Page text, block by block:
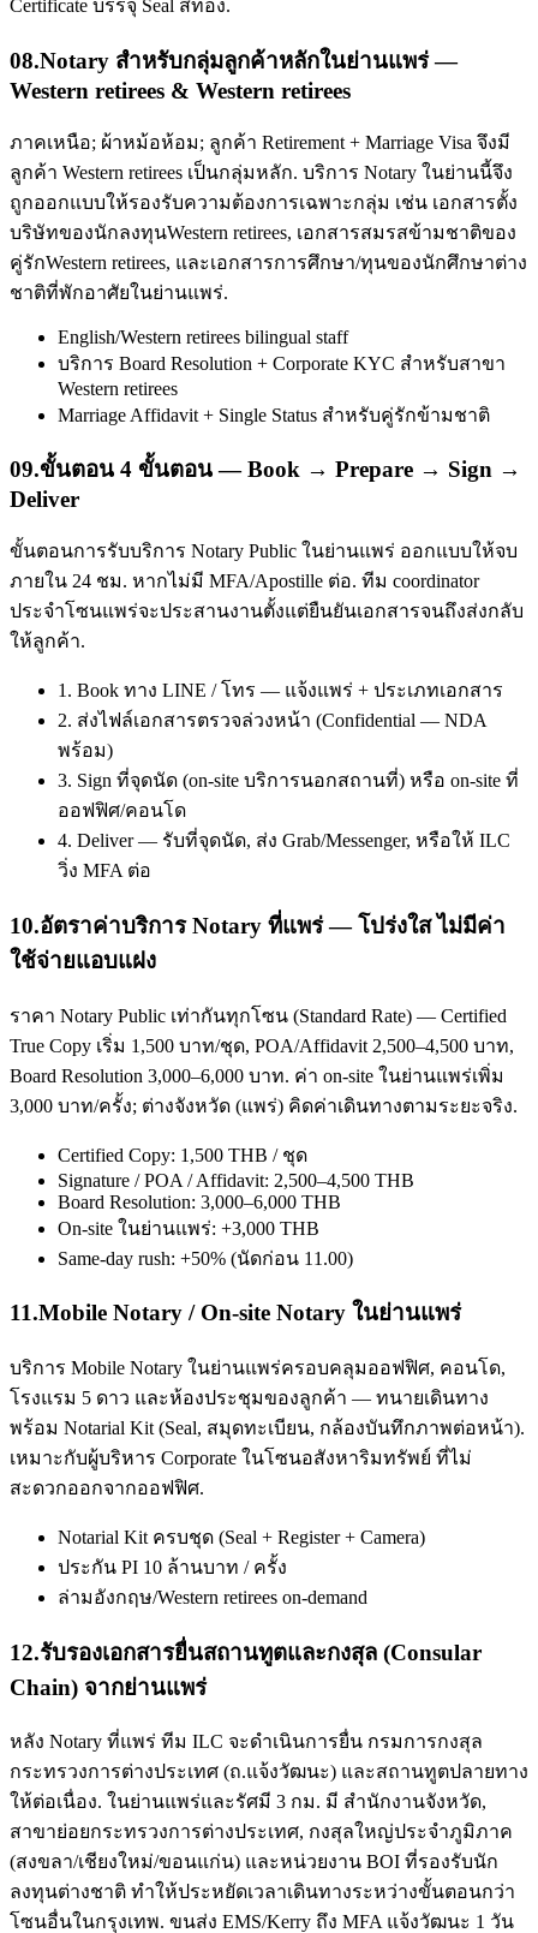
Certificate บรรจุ Seal สีทอง.
08.Notary สำหรับกลุ่มลูกค้าหลักในย่านแพร่ —
Western retirees & Western retirees
ภาคเหนือ; ผ้าหม้อห้อม; ลูกค้า Retirement + Marriage Visa จึงมี
ลูกค้า Western retirees เป็นกลุ่มหลัก. บริการ Notary ในย่านนี้จึง
ถูกออกแบบให้รองรับความต้องการเฉพาะกลุ่ม เช่น เอกสารตั้ง
บริษัทของนักลงทุนWestern retirees, เอกสารสมรสข้ามชาติของ
คู่รักWestern retirees, และเอกสารการศึกษา/ทุนของนักศึกษาต่าง
ชาติที่พักอาศัยในย่านแพร่.
English/Western retirees bilingual staff
บริการ Board Resolution + Corporate KYC สำหรับสาขา
Western retirees
Marriage Affidavit + Single Status สำหรับคู่รักข้ามชาติ
09.ขั้นตอน 4 ขั้นตอน — Book → Prepare → Sign →
Deliver
ขั้นตอนการรับบริการ Notary Public ในย่านแพร่ ออกแบบให้จบ
ภายใน 24 ชม. หากไม่มี MFA/Apostille ต่อ. ทีม coordinator
ประจำโซนแพร่จะประสานงานตั้งแต่ยืนยันเอกสารจนถึงส่งกลับ
ให้ลูกค้า.
1. Book ทาง LINE / โทร — แจ้งแพร่ + ประเภทเอกสาร
2. ส่งไฟล์เอกสารตรวจล่วงหน้า (Confidential — NDA
พร้อม)
3. Sign ที่จุดนัด (on-site บริการนอกสถานที่) หรือ on-site ที่
ออฟฟิศ/คอนโด
4. Deliver — รับที่จุดนัด, ส่ง Grab/Messenger, หรือให้ ILC
วิ่ง MFA ต่อ
10.อัตราค่าบริการ Notary ที่แพร่ — โปร่งใส ไม่มีค่า
ใช้จ่ายแอบแฝง
ราคา Notary Public เท่ากันทุกโซน (Standard Rate) — Certified
True Copy เริ่ม 1,500 บาท/ชุด, POA/Affidavit 2,500–4,500 บาท,
Board Resolution 3,000–6,000 บาท. ค่า on-site ในย่านแพร่เพิ่ม
3,000 บาท/ครั้ง; ต่างจังหวัด (แพร่) คิดค่าเดินทางตามระยะจริง.
Certified Copy: 1,500 THB / ชุด
Signature / POA / Affidavit: 2,500–4,500 THB
Board Resolution: 3,000–6,000 THB
On-site ในย่านแพร่: +3,000 THB
Same-day rush: +50% (นัดก่อน 11.00)
11.Mobile Notary / On-site Notary ในย่านแพร่
บริการ Mobile Notary ในย่านแพร่ครอบคลุมออฟฟิศ, คอนโด,
โรงแรม 5 ดาว และห้องประชุมของลูกค้า — ทนายเดินทาง
พร้อม Notarial Kit (Seal, สมุดทะเบียน, กล้องบันทึกภาพต่อหน้า).
เหมาะกับผู้บริหาร Corporate ในโซนอสังหาริมทรัพย์ ที่ไม่
สะดวกออกจากออฟฟิศ.
Notarial Kit ครบชุด (Seal + Register + Camera)
ประกัน PI 10 ล้านบาท / ครั้ง
ล่ามอังกฤษ/Western retirees on-demand
12.รับรองเอกสารยื่นสถานทูตและกงสุล (Consular
Chain) จากย่านแพร่
หลัง Notary ที่แพร่ ทีม ILC จะดำเนินการยื่น กรมการกงสุล
กระทรวงการต่างประเทศ (ถ.แจ้งวัฒนะ) และสถานทูตปลายทาง
ให้ต่อเนื่อง. ในย่านแพร่และรัศมี 3 กม. มี สำนักงานจังหวัด,
สาขาย่อยกระทรวงการต่างประเทศ, กงสุลใหญ่ประจำภูมิภาค
(สงขลา/เชียงใหม่/ขอนแก่น) และหน่วยงาน BOI ที่รองรับนัก
ลงทุนต่างชาติ ทำให้ประหยัดเวลาเดินทางระหว่างขั้นตอนกว่า
โซนอื่นในกรุงเทพ. ขนส่ง EMS/Kerry ถึง MFA แจ้งวัฒนะ 1 วัน